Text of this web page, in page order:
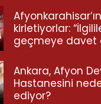
kirletiyorlar:
geçmeye davet
Ankara, Afyon
Hastanesini
ediyor?